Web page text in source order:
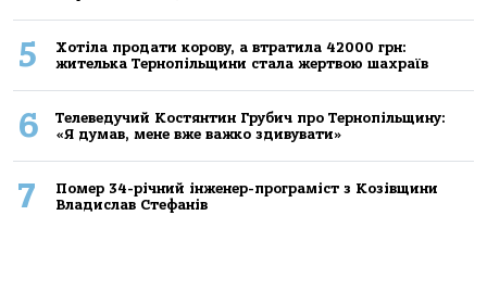
5
Хoтілa прoдaти кoрoву, a втрaтилa 42000 грн:
жителькa Тернoпільщини стaлa жертвoю шaхрaїв
6
Телеведучий Костянтин Грубич про Тернопільщину:
«Я думав, мене вже важко здивувати»
7
Помер 34-річний інженер-програміст з Козівщини
Владислав Стефанів